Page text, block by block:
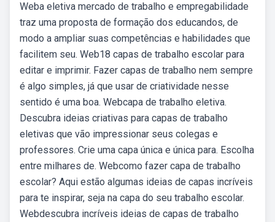
Weba eletiva mercado de trabalho e empregabilidade
traz uma proposta de formação dos educandos, de
modo a ampliar suas competências e habilidades que
facilitem seu. Web18 capas de trabalho escolar para
editar e imprimir. Fazer capas de trabalho nem sempre
é algo simples, já que usar de criatividade nesse
sentido é uma boa. Webcapa de trabalho eletiva.
Descubra ideias criativas para capas de trabalho
eletivas que vão impressionar seus colegas e
professores. Crie uma capa única e única para. Escolha
entre milhares de. Webcomo fazer capa de trabalho
escolar? Aqui estão algumas ideias de capas incríveis
para te inspirar, seja na capa do seu trabalho escolar.
Webdescubra incríveis ideias de capas de trabalho